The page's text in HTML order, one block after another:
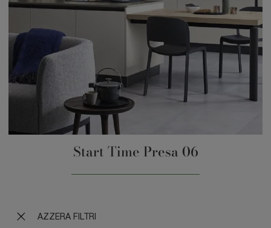
AZZERA FILTRI
Start Time Presa 06